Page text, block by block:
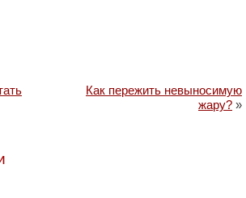
Как пережить невыносимую
жару? »